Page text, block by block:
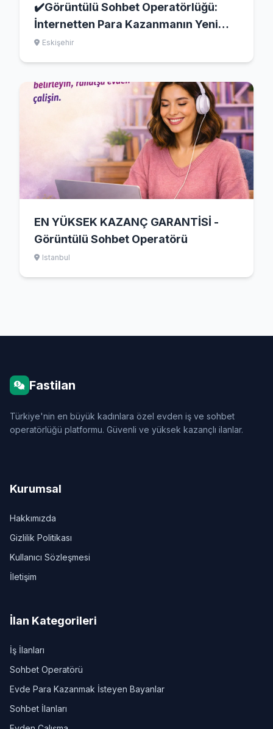
✔️Görüntülü Sohbet Operatörlüğü:
İnternetten Para Kazanmanın Yeni
Yolu
Eskişehir
EN YÜKSEK KAZANÇ GARANTİSİ -
Görüntülü Sohbet Operatörü
Istanbul
Fastilan
Türkiye'nin en büyük kadınlara özel evden iş ve sohbet
operatörlüğü platformu. Güvenli ve yüksek kazançlı ilanlar.
Kurumsal
Hakkımızda
Gizlilik Politikası
Kullanıcı Sözleşmesi
İletişim
İlan Kategorileri
İş İlanları
Sohbet Operatörü
Evde Para Kazanmak İsteyen Bayanlar
Sohbet İlanları